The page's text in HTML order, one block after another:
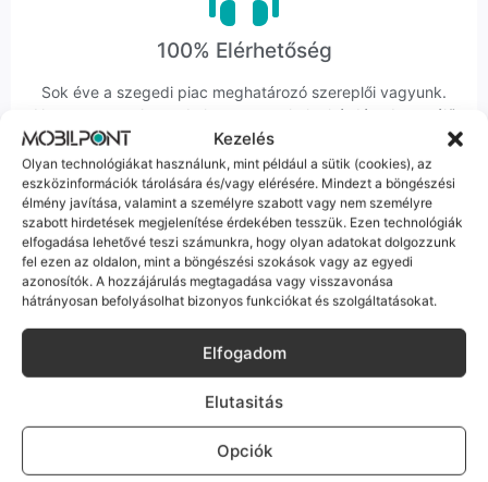
Kezelés
Olyan technológiákat használunk, mint például a sütik (cookies), az
eszközinformációk tárolására és/vagy elérésére. Mindezt a böngészési
élmény javítása, valamint a személyre szabott vagy nem személyre
szabott hirdetések megjelenítése érdekében tesszük. Ezen technológiák
elfogadása lehetővé teszi számunkra, hogy olyan adatokat dolgozzunk
fel ezen az oldalon, mint a böngészési szokások vagy az egyedi
azonosítók. A hozzájárulás megtagadása vagy visszavonása
hátrányosan befolyásolhat bizonyos funkciókat és szolgáltatásokat.
Elfogadom
Elutasitás
Opciók
100% Elérhetőség
Sok éve a szegedi piac meghatározó szereplői vagyunk.
Nem egy arctalan webshop vagyunk: ha kérdésed van, élő
ember veszi fel a telefont, és személyesen is megtalálsz
minket Szegeden.
Korrekt Ügyintézés
Hibázni emberi dolog, de a felelősségvállalás nálunk alap.
Ha ritkán előfordul egy hiba, nem kifogásokat keresünk,
hanem megoldást. Szakértő kollégáink azonnal kézbe